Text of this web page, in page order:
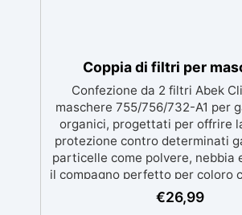
Coppia di filtri per
Confezione da 2 filtri Abek
maschere 755/756/732-A1 per
organici, progettati per offrire
protezione contro determinati
particelle come polvere, nebbia
il compagno perfetto per coloro
con resine epossidiche,
poliestere. Conforme alla
€26,99